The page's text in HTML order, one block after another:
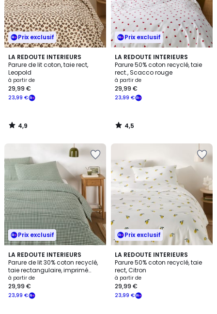
Prix exclusif
LA REDOUTE INTERIEURS
Parure de lit coton, taie rect,
Leopold
à partir de
23,99 €
29,99 €
4,9
/ 5
4,9
/
Prix exclusif
LA REDOUTE INTERIEURS
Parure 50% coton recyclé, taie
rect., Scacco rouge
à partir de
23,99 €
29,99 €
4,5
/ 5
4,5
/
Prix exclusif
LA REDOUTE INTERIEURS
Parure de lit 30% coton recyclé,
taie rectangulaire, imprimé
carreaux, LESIA
à partir de
23,99 €
29,99 €
2
Couleurs
Prix exclusif
LA REDOUTE INTERIEURS
Parure 50% coton recyclé, taie
rect, Citron
à partir de
23,99 €
29,99 €
4,6
/ 5